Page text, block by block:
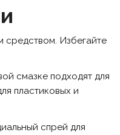
Избегайте
смазке подходят для
пластиковых и
спрей для